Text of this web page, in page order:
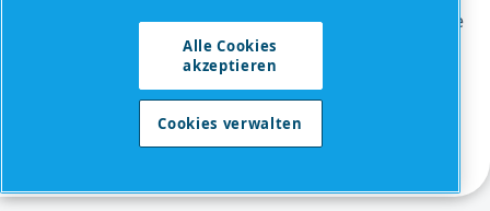
Erfahren Sie, wie Druckluft Werkzeuge und Prozesse
branchenübergreifend antreibt. Verstehen Sie
Energie vs. Prozessluft und finden Sie die richtige
Lösung für Ihre Anwendung.
Anwendungen erkunden
Alle Cookies
akzeptieren
Cookies verwalten